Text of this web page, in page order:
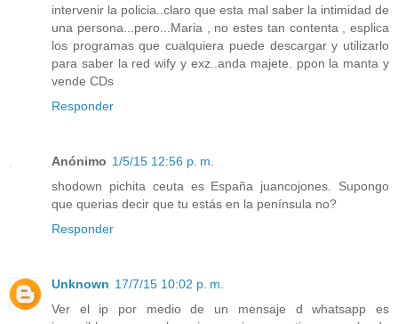
intervenir la policia..claro que esta mal saber la intimidad de
una persona...pero...Maria , no estes tan contenta , esplica
los programas que cualquiera puede descargar y utilizarlo
para saber la red wify y exz..anda majete. ppon la manta y
vende CDs
Responder
Anónimo 1/5/15 12:56 p. m.
shodown pichita ceuta es España juancojones. Supongo
que querias decir que tu estás en la península no?
Responder
Unknown 17/7/15 10:02 p. m.
Ver el ip por medio de un mensaje d whatsapp es